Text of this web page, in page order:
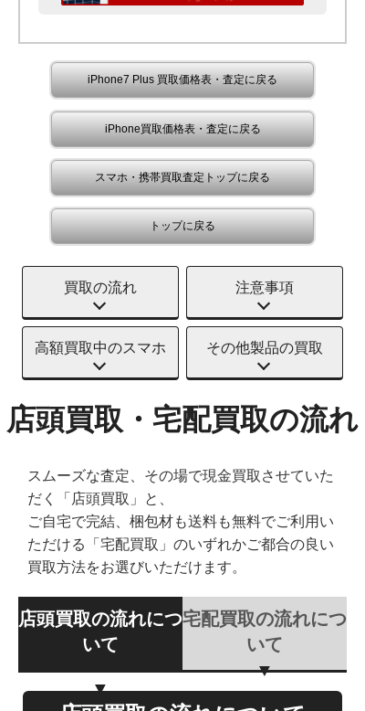
iPhone7 Plus 買取価格表・査定に戻る
iPhone買取価格表・査定に戻る
スマホ・携帯買取査定トップに戻る
トップに戻る
買取の流れ 注意事項
高額買取中のスマホ その他製品の買取
店頭買取・宅配買取の流れ
スムーズな査定、その場で現金買取させていた
だく「店頭買取」と、
ご自宅で完結、梱包材も送料も無料でご利用い
ただける「宅配買取」のいずれかご都合の良い
買取方法をお選びいただけます。
店頭買取の流れにつ
いて
宅配買取の流れにつ
いて